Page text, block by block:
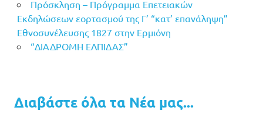
Πρόσκληση – Πρόγραμμα Επετειακών
Εκδηλώσεων εορτασμού της Γ’ “κατ’ επανάληψη”
Εθνοσυνέλευσης 1827 στην Ερμιόνη
“ΔΙΑΔΡΟΜΗ ΕΛΠΙΔΑΣ”
Διαβάστε όλα τα Νέα μας...